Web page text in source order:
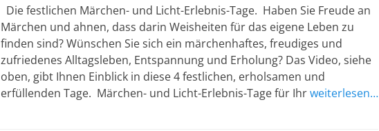
Die festlichen Märchen- und Licht-Erlebnis-Tage. Haben Sie Freude an
Märchen und ahnen, dass darin Weisheiten für das eigene Leben zu
finden sind? Wünschen Sie sich ein märchenhaftes, freudiges und
zufriedenes Alltagsleben, Entspannung und Erholung? Das Video, siehe
oben, gibt Ihnen Einblick in diese 4 festlichen, erholsamen und
erfüllenden Tage. Märchen- und Licht-Erlebnis-Tage für Ihrweiterlesen…